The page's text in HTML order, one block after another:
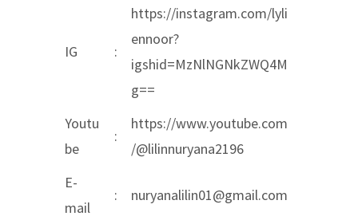
IG :
https://instagram.com/lyli
ennoor?
igshid=MzNlNGNkZWQ4M
g==
Youtu
be
:
https://www.youtube.com
/@lilinnuryana2196
E-
mail
: nuryanalilin01@gmail.com